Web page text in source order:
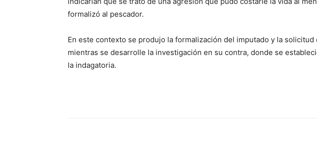
formalizó al pescador.
En este contexto se produjo la formalización del imputado y la
mientras se desarrolle la investigación en su contra, donde se
la indagatoria.